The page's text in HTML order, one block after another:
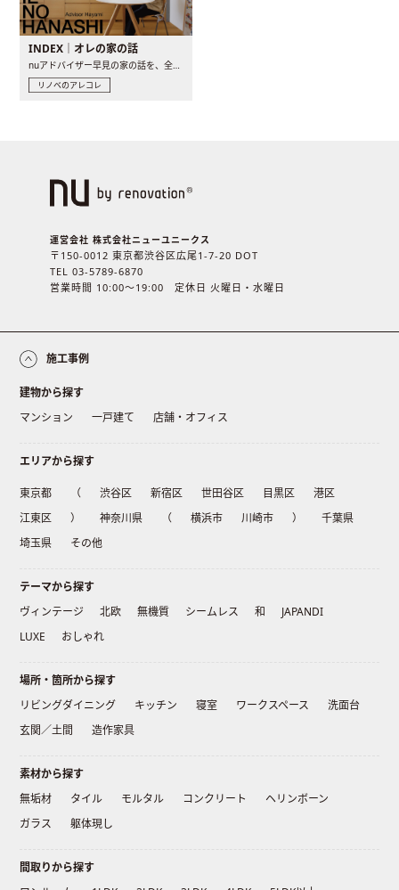
INDEX｜オレの家の話
nuアドバイザー早見の家の話を、全4話でお届け。リノベーションを..
リノベのアレコレ
運営会社 株式会社ニューユニークス
〒150-0012 東京都渋谷区広尾1-7-20 DOT
TEL 03-5789-6870
営業時間 10:00〜19:00 定休日 火曜日・水曜日
施工事例
建物から探す
マンション
一戸建て 店舗・オフィス
エリアから探す
東京都 （ 渋谷区 新宿区 世田谷区 目黒区
港区
江東区
） 神奈川県 （ 横浜市 川崎市 ）
千葉県
埼玉県
その他
テーマから探す
ヴィンテージ
北欧 無機質 シームレス 和
JAPANDI
LUXE
おしゃれ
場所・箇所から探す
リビングダイニング
キッチン 寝室 ワークスペース
洗面台
玄関／土間
造作家具
素材から探す
無垢材
タイル モルタル コンクリート
ヘリンボーン
ガラス
躯体現し
間取りから探す